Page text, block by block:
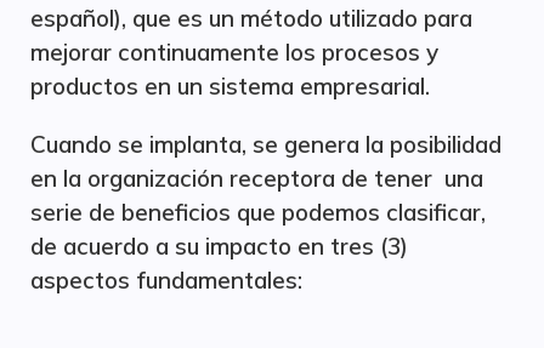
español), que es un método utilizado para
mejorar continuamente los procesos y
productos en un sistema empresarial.
Cuando se implanta, se genera la posibilidad
en la organización receptora de tener una
serie de beneficios que podemos clasificar,
de acuerdo a su impacto en tres (3)
aspectos fundamentales: